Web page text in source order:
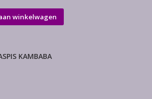
winkelwagen
KAMBABA